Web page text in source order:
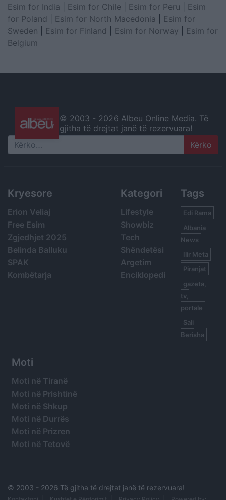
Esim for India
Esim for Chile Esim for Peru
Esim
for Poland
Esim for North Macedonia
Esim for
Sweden
Esim for Finland Esim for Norway
Esim for
Belgium
© 2003 - 2026 Albeu Online Media. Të
gjitha të drejtat janë të rezervuara!
Search
Kryesore
Erion Veliaj
Free Esim
Zgjedhjet 2025
Belinda Balluku
SPAK
Kombëtarja
Kategori
Lifestyle
Showbiz
Tech
Shëndetësi
Argetim
Enciklopedi
Tags
Edi Rama
Albania
News
Ilir Meta
Piranjat
gazeta,
tv,
portale
Sali
Berisha
Moti
Moti në Tiranë
Moti në Prishtinë
Moti në Shkup
Moti në Durrës
Moti në Prizren
Moti në Tetovë
© 2003 - 2026 Të gjitha të drejtat janë të rezervuara!